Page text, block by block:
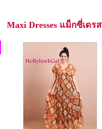
Maxi Dresses แม็กซี่เดรส